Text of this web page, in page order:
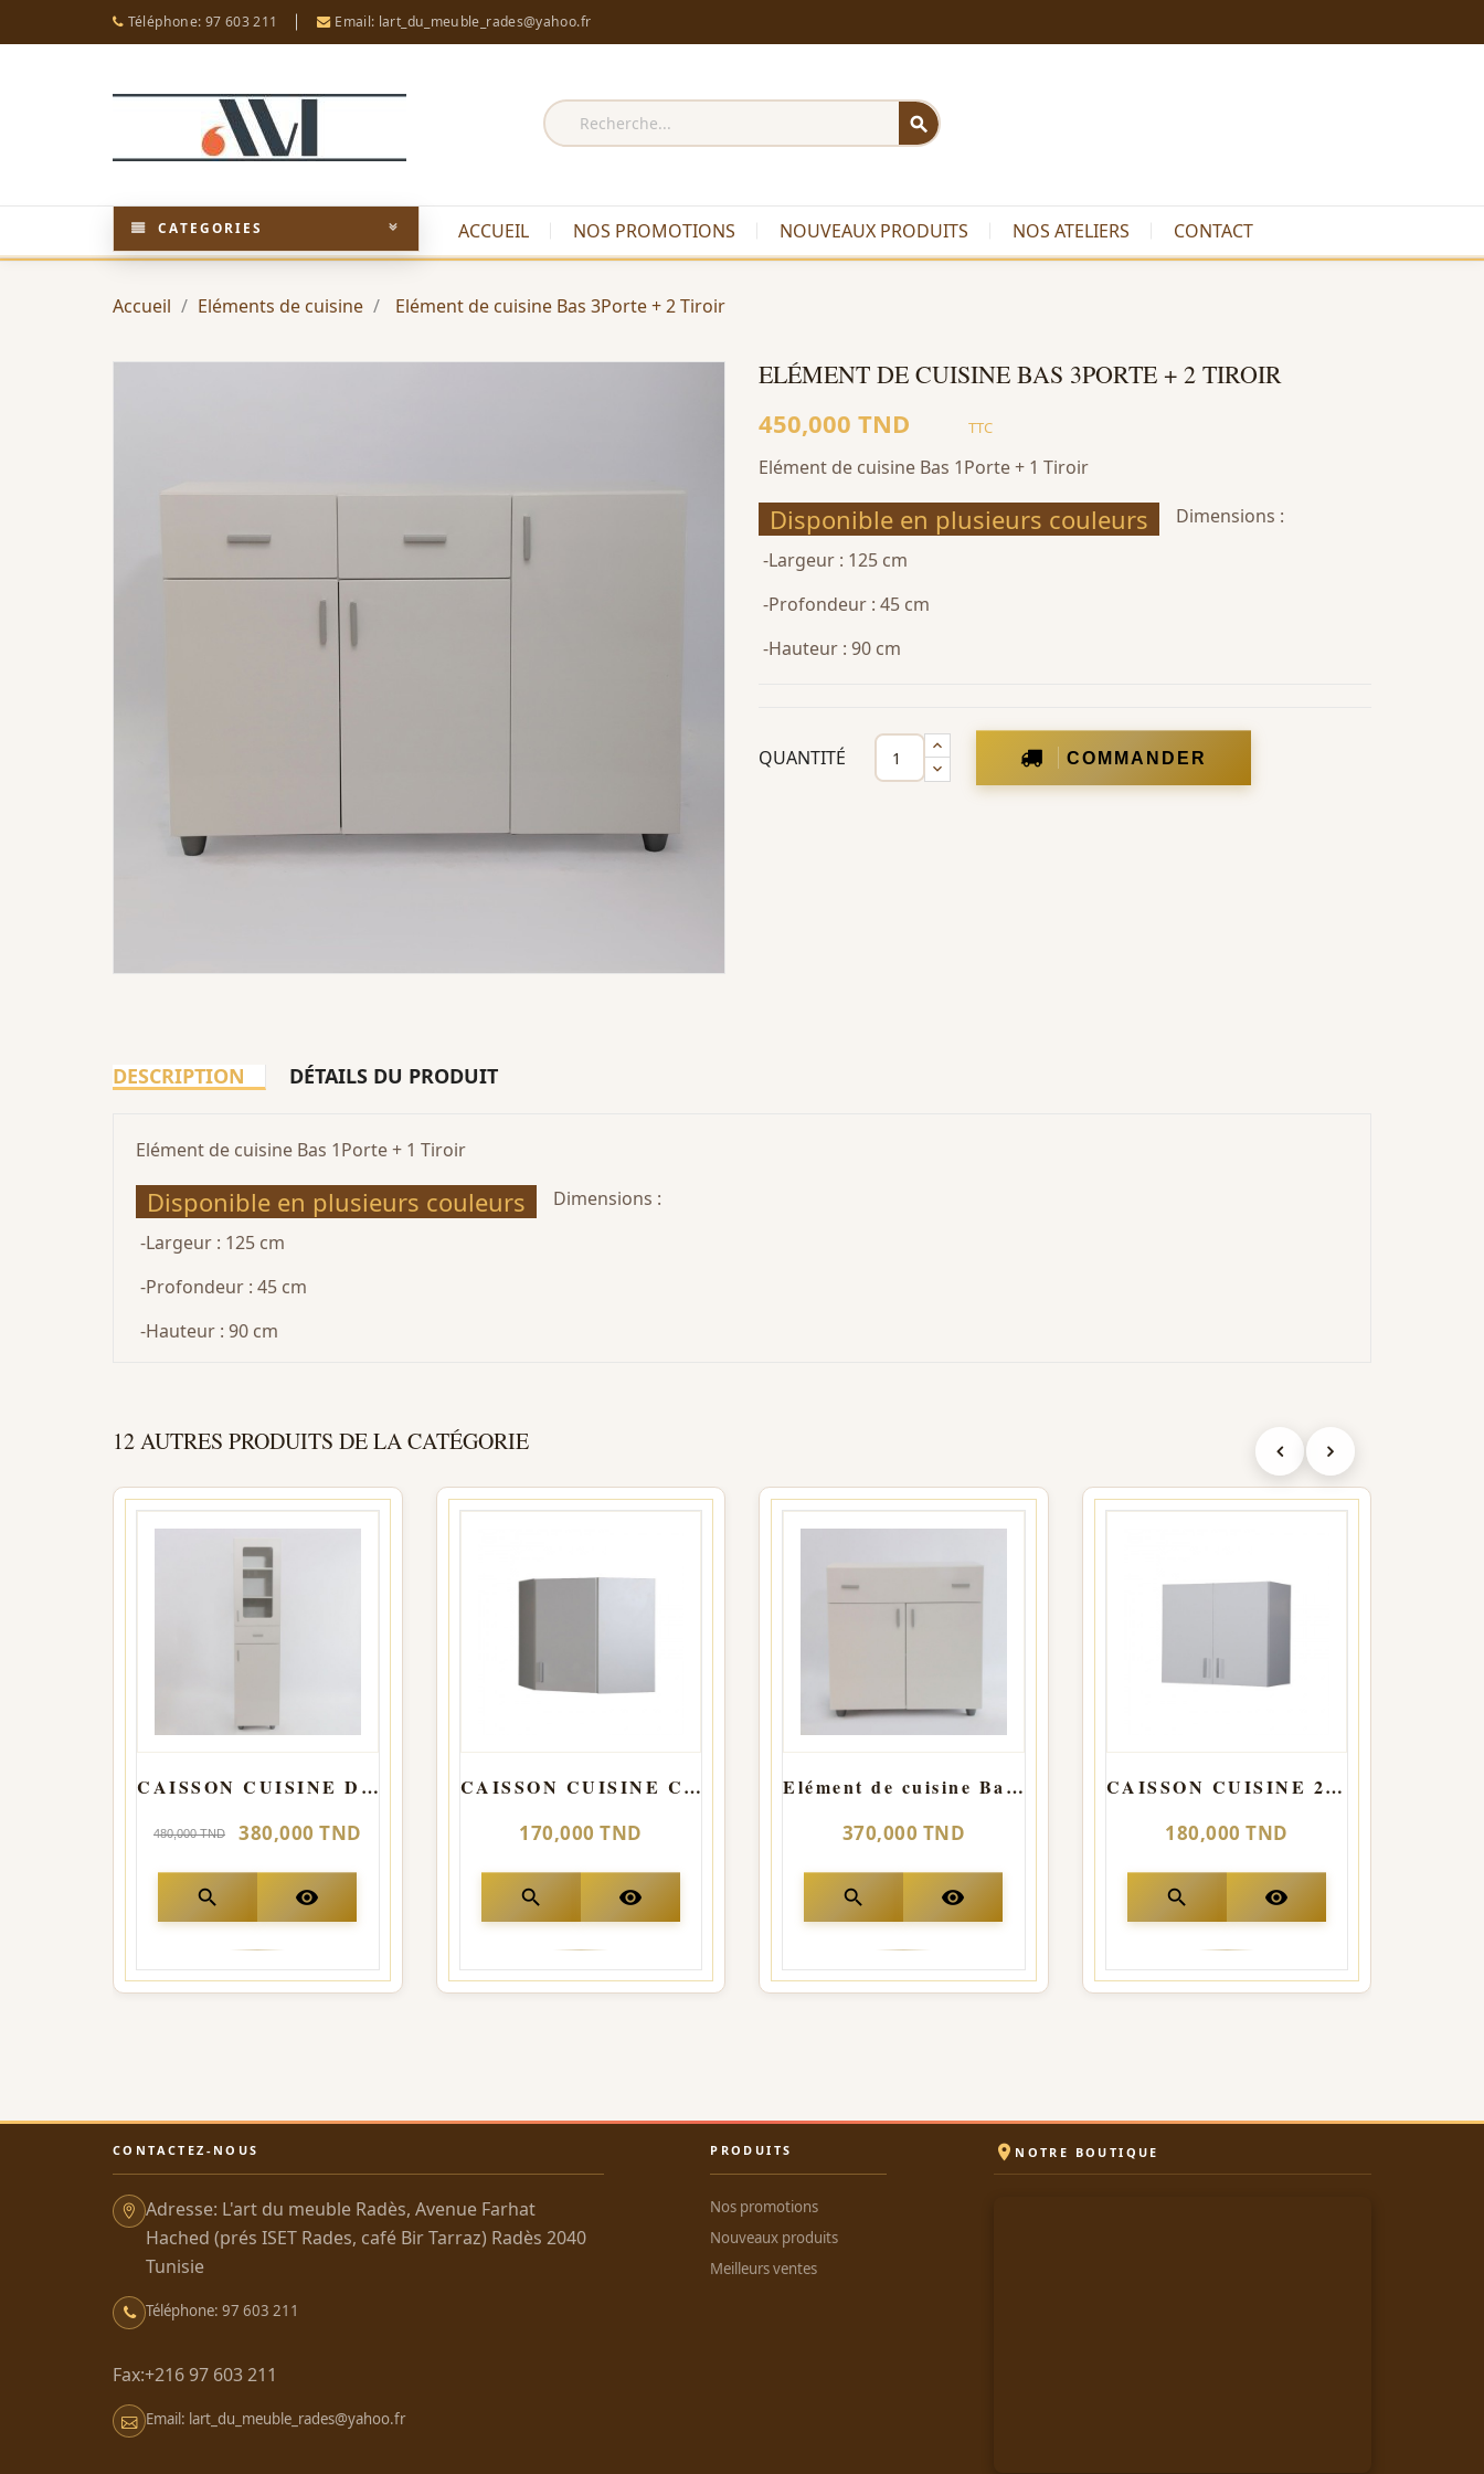
Téléphone: 97 603 211 Email: lart_du_meuble_rades@yahoo.fr
search
CATEGORIES ACCUEIL NOS PROMOTIONS NOUVEAUX PRODUITS NOS ATELIERS CONTACT
Accueil Eléments de cuisine Elément de cuisine Bas 3Porte + 2 Tiroir
ELÉMENT DE CUISINE BAS 3PORTE + 2 TIROIR
450,000 TND TTC
Elément de cuisine Bas 1Porte + 1 Tiroir
Disponible en plusieurs couleurs
Dimensions :
-Largeur : 125 cm
-Profondeur : 45 cm
-Hauteur : 90 cm
QUANTITÉ COMMANDER
DESCRIPTION DÉTAILS DU PRODUIT
Elément de cuisine Bas 1Porte + 1 Tiroir
Disponible en plusieurs couleurs
Dimensions :
-Largeur : 125 cm
-Profondeur : 45 cm
-Hauteur : 90 cm
12 AUTRES PRODUITS DE LA CATÉGORIE
CAISSON CUISINE DEMI-COLONNE
480,000 TND 380,000 TND
search visibility
CAISSON CUISINE COIN
170,000 TND
search visibility
Elément de cuisine Bas 2 Porte + 1 Tiroir
370,000 TND
search visibility
CAISSON CUISINE 2 PORTES
180,000 TND
search visibility
CONTACTEZ-NOUS
Adresse: L'art du meuble Radès, Avenue Farhat
Hached (prés ISET Rades, café Bir Tarraz) Radès 2040
Tunisie
Téléphone: 97 603 211
Fax:+216 97 603 211
Email: lart_du_meuble_rades@yahoo.fr
PRODUITS
Nos promotions
Nouveaux produits
Meilleurs ventes
 NOTRE BOUTIQUE